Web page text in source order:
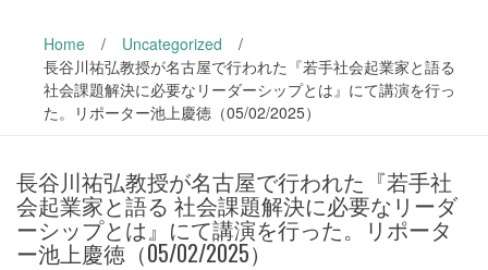
Home / Uncategorized
/
長谷川祐弘教授が名古屋で行われた『若手社会起業家と語る
社会課題解決に必要なリーダーシップとは』にて講演を行っ
た。リポーター池上慶徳（05/02/2025）
長谷川祐弘教授が名古屋で行われた『若手社
会起業家と語る 社会課題解決に必要なリーダ
ーシップとは』にて講演を行った。リポータ
ー池上慶徳（05/02/2025）